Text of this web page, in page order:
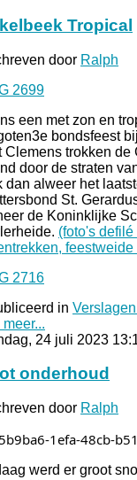
Tropical
door Ralph
een met zon en
bondsfeest
Clemens trokken de
door de straten
dan alweer het
St.
de Koninklijke
(foto's
in
meer...
24 juli 2023
onderhoud
door Ralph
werd er groot